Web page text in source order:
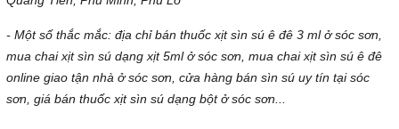
- Một số thắc mắc: địa chỉ bán thuốc xịt sìn sú ê đê 3 ml ở sóc sơn,
mua chai xịt sìn sú dạng xịt 5ml ở sóc sơn, mua chai xịt sìn sú ê đê
online giao tận nhà ở sóc sơn, cửa hàng bán sìn sú uy tín tại sóc
sơn, giá bán thuốc xịt sìn sú dạng bột ở sóc sơn...